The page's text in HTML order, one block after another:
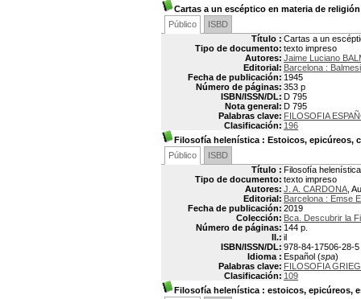
Cartas a un escéptico en materia de religión
Público
ISBD
Título : Cartas a un
Tipo de documento: texto impreso
Autores: Jaime Luciano
Editorial: Barcelona :
Fecha de publicación: 1945
Número de páginas: 353 p
ISBN/ISSN/DL: D 795
Nota general: D 795
Palabras clave: FILOSOFIA
Clasificación: 196
Filosofía helenística : Estoicos, epicúreos,
Público
ISBD
Título : Filosofía
Tipo de documento: texto impreso
Autores: J. A. CARDONA ,
Editorial: Barcelona : Emse
Fecha de publicación: 2019
Colección: Bca. Descubrir la
Número de páginas: 144 p.
Il.: il
ISBN/ISSN/DL: 978-84-17506-28-5
Idioma : Español (spa)
Palabras clave: FILOSOFIA
Clasificación: 109
Filosofía helenística : estoicos, epicúreos,